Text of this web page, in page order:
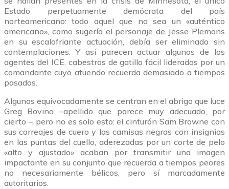
Estado perpetuamente demócrata del país
norteamericano: todo aquel que no sea un «auténtico
americano», como sugería el personaje de Jesse Plemons
en su escalofriante actuación, debía ser eliminado sin
contemplaciones. Y así parecen actuar algunos de los
agentes del ICE, cabestros de gatillo fácil liderados por un
comandante cuyo atuendo recuerda demasiado a tiempos
pasados.
Algunos equivocadamente se centran en el abrigo que luce
Greg Bovino –apellido que parece muy adecuado, por
cierto –, pero no es solo esto: el cinturón Sam Browne con
sus correajes de cuero y las camisas negras con insignias
en las puntas del cuello, aderezadas por un corte de pelo
«alto y ajustado» acaban por transmitir una imagen
impactante en su conjunto que recuerda a tiempos peores
no necesariamente bélicos, pero sí marcadamente
autoritarios.